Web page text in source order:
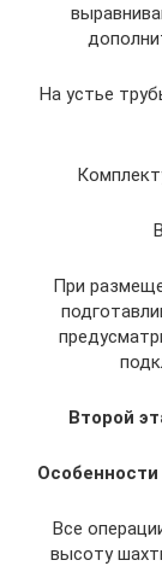
На устье
При
Второй
Все
высоту